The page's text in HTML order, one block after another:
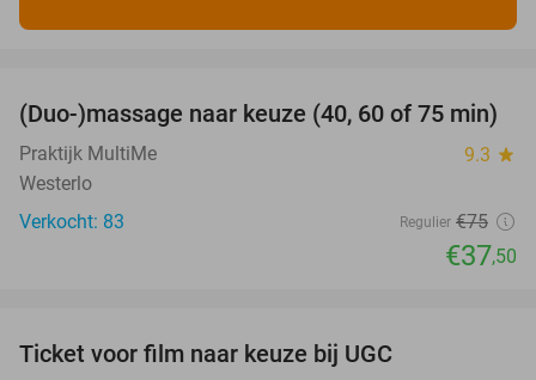
50%
(Duo-)massage naar keuze (40, 60 of 75 min)
Praktijk MultiMe 9.3 star
Westerlo
Verkocht: 83
Regulier €75
€37,50
Ticket voor film naar keuze bij UGC